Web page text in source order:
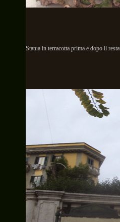
Statua in terracotta prima e dopo il